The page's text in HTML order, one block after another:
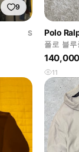
9
S
Polo
폴로 블
11